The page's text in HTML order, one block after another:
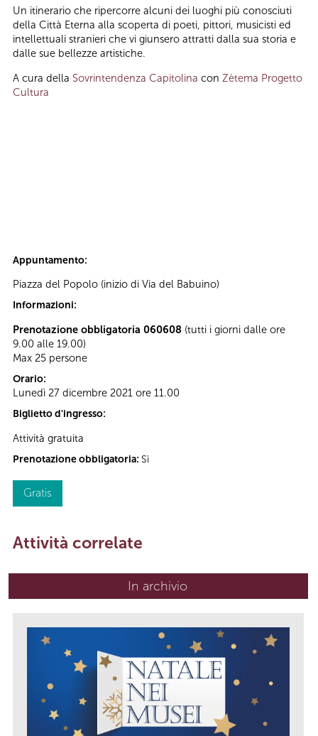
Un itinerario che ripercorre alcuni dei luoghi più conosciuti
della Città Eterna alla scoperta di poeti, pittori, musicisti ed
intellettuali stranieri che vi giunsero attratti dalla sua storia e
dalle sue bellezze artistiche.
A cura della Sovrintendenza Capitolina con Zètema Progetto
Cultura
Appuntamento:
Piazza del Popolo (inizio di Via del Babuino)
Informazioni:
Prenotazione obbligatoria 060608 (tutti i giorni dalle ore
9.00 alle 19.00)
Max 25 persone
Orario:
Lunedì 27 dicembre 2021 ore 11.00
Biglietto d'ingresso:
Attività gratuita
Prenotazione obbligatoria: Sì
Gratis
Attività correlate
In archivio